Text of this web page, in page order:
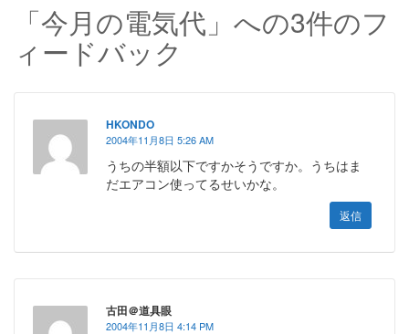
「今月の電気代」への3件のフ
ィードバック
HKONDO
2004年11月8日 5:26 AM
うちの半額以下ですかそうですか。うちはま
だエアコン使ってるせいかな。
返信
古田＠道具眼
2004年11月8日 4:14 PM